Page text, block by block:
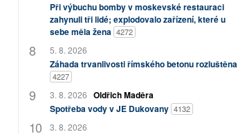
Při výbuchu bomby v moskevské restauraci
zahynuli tři lidé; explodovalo zařízení, které u
sebe měla žena 4272
5. 8. 2026
Záhada trvanlivosti římského betonu rozluštěna
4227
3. 8. 2026 Oldřich Maděra
Spotřeba vody v JE Dukovany 4132
3. 8. 2026